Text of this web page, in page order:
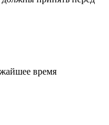
время